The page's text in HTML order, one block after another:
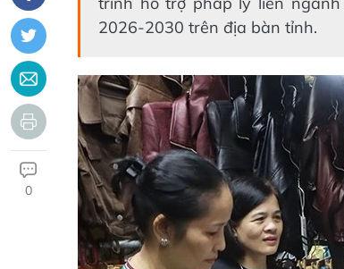
0
2026-2030 trên địa bàn tỉnh.